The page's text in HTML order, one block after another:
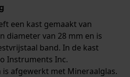
een kast gemaakt van
diameter van 28 mm en is
band. In de kast
Instruments Inc.
afgewerkt met Mineraalglas.